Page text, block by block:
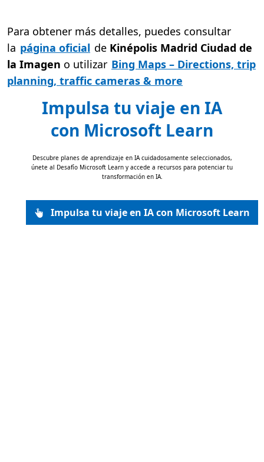
Para obtener más detalles, puedes consultar
la página oficial de Kinépolis Madrid Ciudad de
la Imagen o utilizar Bing Maps – Directions, trip
planning, traffic cameras & more
Impulsa tu viaje en IA
con Microsoft Learn
Descubre planes de aprendizaje en IA cuidadosamente seleccionados,
únete al Desafío Microsoft Learn y accede a recursos para potenciar tu
transformación en IA.
Impulsa tu viaje en IA con Microsoft Learn